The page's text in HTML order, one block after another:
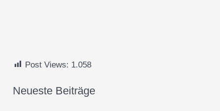
Post Views: 1.058
Neueste Beiträge